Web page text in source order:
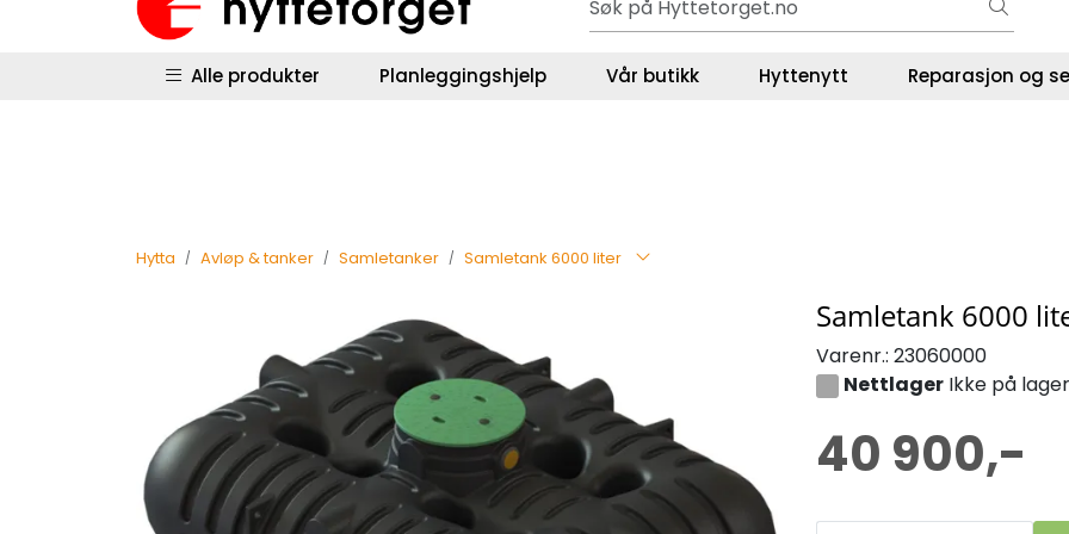
Skip to main content Gavekort - Gaven som ALLTID funker!
Hyttestyring | Returinfo | Salgsbetingelser
Alle produkter Planleggingshjelp Vår butikk Hyttenytt Reparasjon og
Hytta Avløp & tanker Samletanker Samletank 6000 liter
Samletank 6000
Varenr.: 23060000
NettlagerIkke på lager
40 900,-